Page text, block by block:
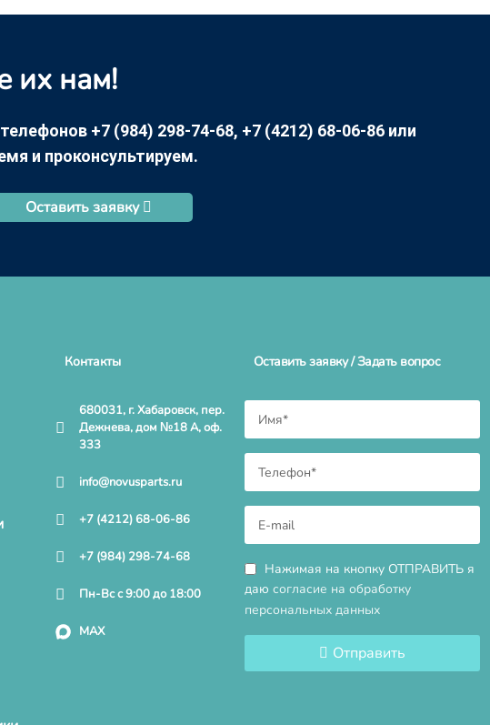
их нам!
+7 (984) 298-74-68, +7 (4212) 68-06-86 или
и проконсультируем.
Оставить заявку
Контакты
680031, г. Хабаровск, пер.
Дежнева, дом №18 А, оф.
333
info@novusparts.ru
+7 (4212) 68-06-86
+7 (984) 298-74-68
Пн-Вс с 9:00 до 18:00
MAX
Оставить заявку / Задать вопрос
Нажимая на кнопку ОТПРАВИТЬ я
даю согласие на обработку
персональных данных
Отправить